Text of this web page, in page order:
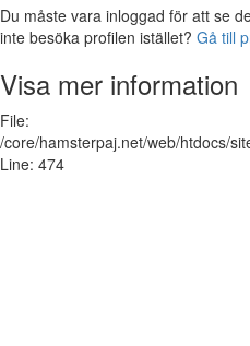
Du måste vara inloggad för att se
inte besöka profilen istället? Gå till
Visa mer information
File:
/core/hamsterpaj.net/web/htdocs/
Line: 474